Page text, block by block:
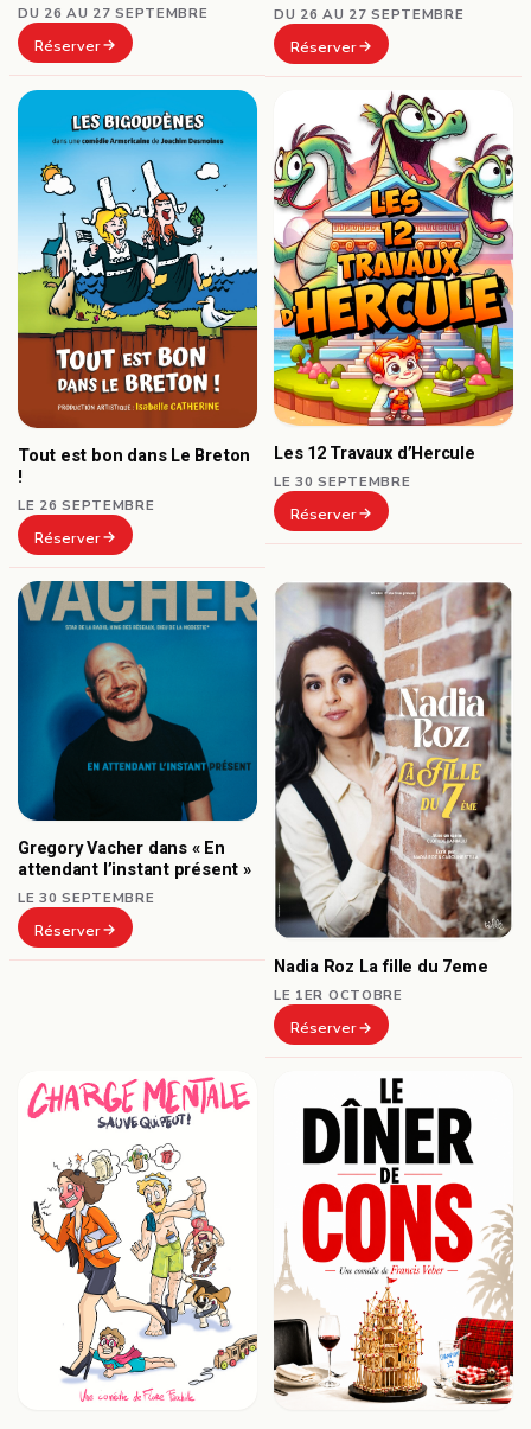
DU 26 AU 27 SEPTEMBRE
Réserver
DU 26 AU 27 SEPTEMBRE
Réserver
Tout est bon dans Le Breton
!
LE 26 SEPTEMBRE
Réserver
Les 12 Travaux d’Hercule
LE 30 SEPTEMBRE
Réserver
Gregory Vacher dans « En
attendant l’instant présent »
LE 30 SEPTEMBRE
Réserver
Nadia Roz La fille du 7eme
LE 1ER OCTOBRE
Réserver